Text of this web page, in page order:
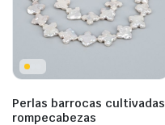
Perlas barrocas cultivadas
rompecabezas